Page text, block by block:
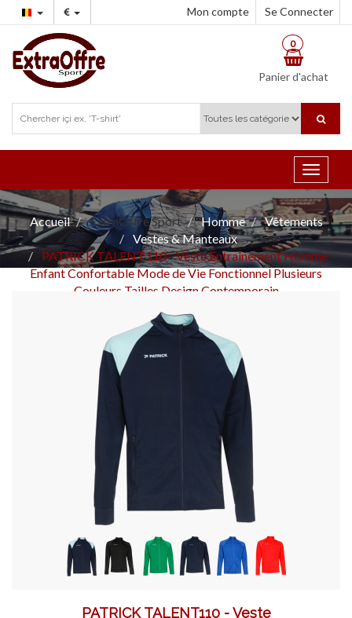
Mon compte Se Connecter
Panier d'achat
0
Toggle
Accueil ExtraOffre Sport Homme
Vêtements
Vestes & Manteaux
PATRICK TALENT110 - Veste Entraînement Homme
Enfant Confortable Mode de Vie Fonctionnel Plusieurs
Couleurs Tailles Design Contemporain
PATRICK TALENT110 - Veste